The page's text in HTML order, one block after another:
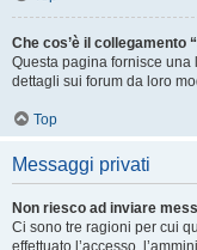
Che cos’è il collegamento
Questa pagina fornisce
dettagli sui forum da loro
Top
Messaggi privati
Non riesco ad inviare
Ci sono tre ragioni per cui
effettuato l’accesso,